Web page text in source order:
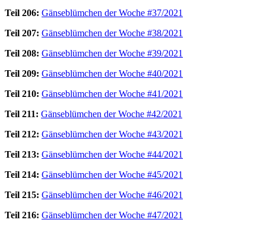
Teil 206: Gänseblümchen der Woche #37/2021
Teil 207: Gänseblümchen der Woche #38/2021
Teil 208: Gänseblümchen der Woche #39/2021
Teil 209: Gänseblümchen der Woche #40/2021
Teil 210: Gänseblümchen der Woche #41/2021
Teil 211: Gänseblümchen der Woche #42/2021
Teil 212: Gänseblümchen der Woche #43/2021
Teil 213: Gänseblümchen der Woche #44/2021
Teil 214: Gänseblümchen der Woche #45/2021
Teil 215: Gänseblümchen der Woche #46/2021
Teil 216: Gänseblümchen der Woche #47/2021